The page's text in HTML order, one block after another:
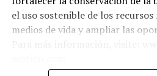
el uso sostenible de los
medios de vida y ampliar las